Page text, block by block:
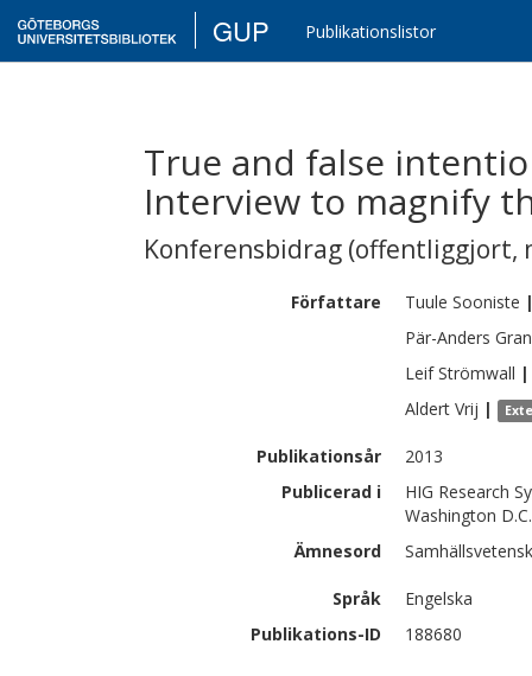
GUP Publikationslistor
True and false
Interview to magnify
Konferensbidrag (offentliggjort,
Författare Tuule Sooniste
Pär-Anders
Leif Strömwall |
Aldert Vrij |
Publikationsår
2013
Publicerad i
HIG Research
Washington D.C.
Ämnesord
Språk
Engelska
Publikations-ID
188680